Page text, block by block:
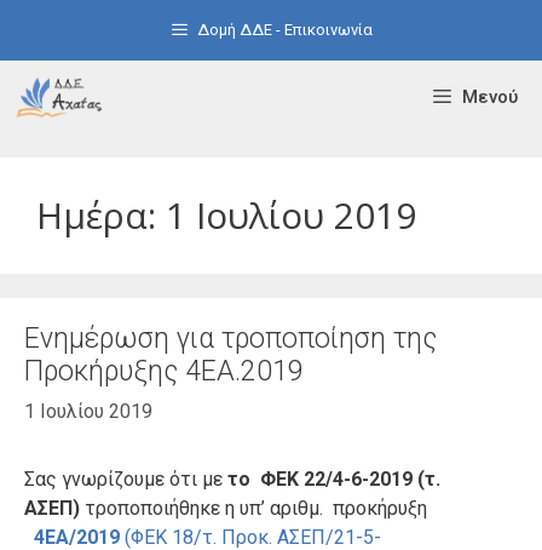
Δομή ΔΔΕ - Επικοινωνία
Μενού
Ημέρα: 1 Ιουλίου 2019
Ενημέρωση για τροποποίηση της
Προκήρυξης 4ΕΑ.2019
1 Ιουλίου 2019
Σας γνωρίζουμε ότι με το ΦΕΚ 22/4-6-2019 (τ.
ΑΣΕΠ) τροποποιήθηκε η υπ’ αριθμ. προκήρυξη
4ΕA/2019 (ΦΕΚ 18/τ. Προκ. ΑΣΕΠ/21-5-